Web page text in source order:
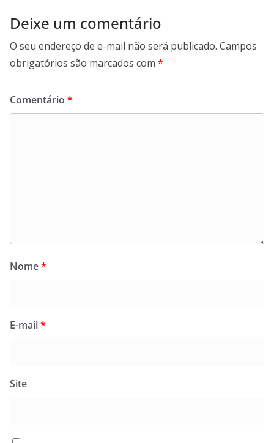
Deixe um comentário
O seu endereço de e-mail não será publicado. Campos
obrigatórios são marcados com *
Comentário *
Nome*
E-mail*
Site